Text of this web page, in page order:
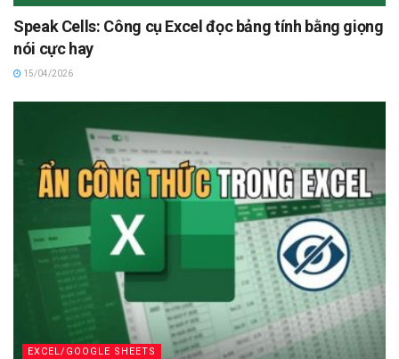
Speak Cells: Công cụ Excel đọc bảng tính bằng giọng
nói cực hay
15/04/2026
EXCEL/GOOGLE SHEETS